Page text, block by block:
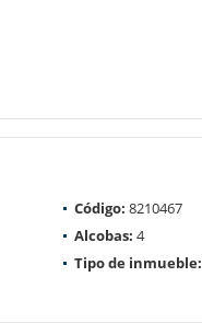
Código: 8210467
Alcobas: 4
Tipo de inmueble: